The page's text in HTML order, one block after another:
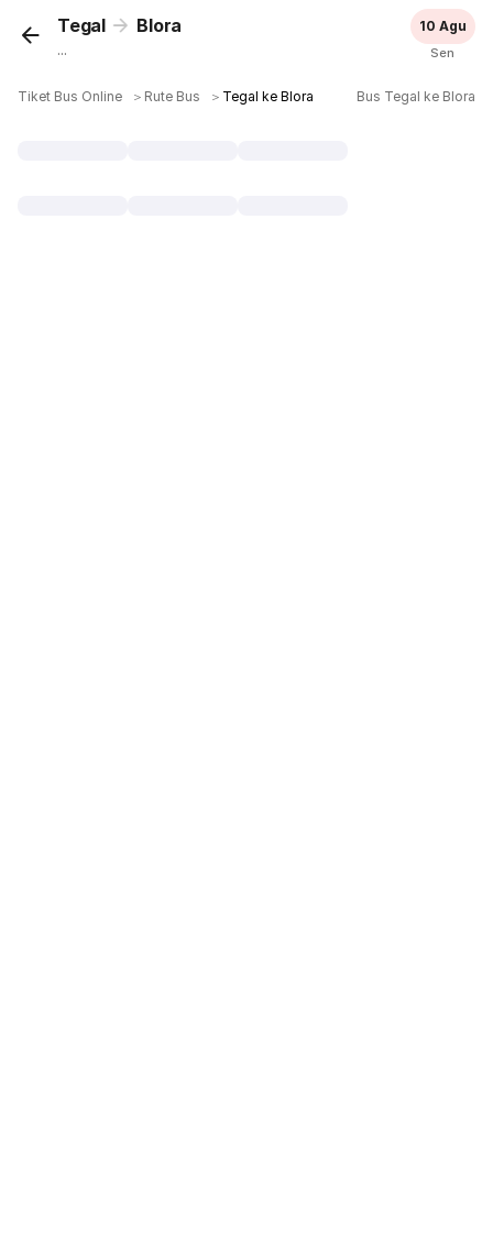
Tegal Blora
...
10 Agu
Sen
Tiket Bus Online ＞ Rute Bus ＞ Tegal ke Blora Bus Tegal ke Blora